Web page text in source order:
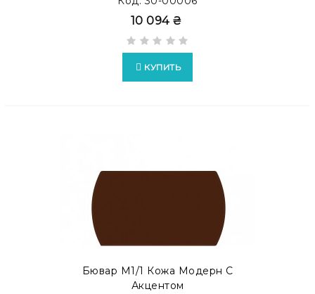
10 094 ₴
КУПИТЬ
Бювар М1/1 Кожа Модерн С
Акцентом